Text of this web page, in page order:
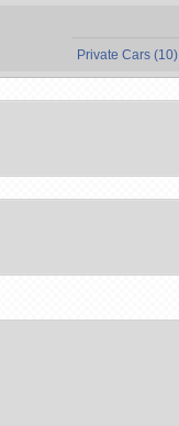
Private Cars (10)